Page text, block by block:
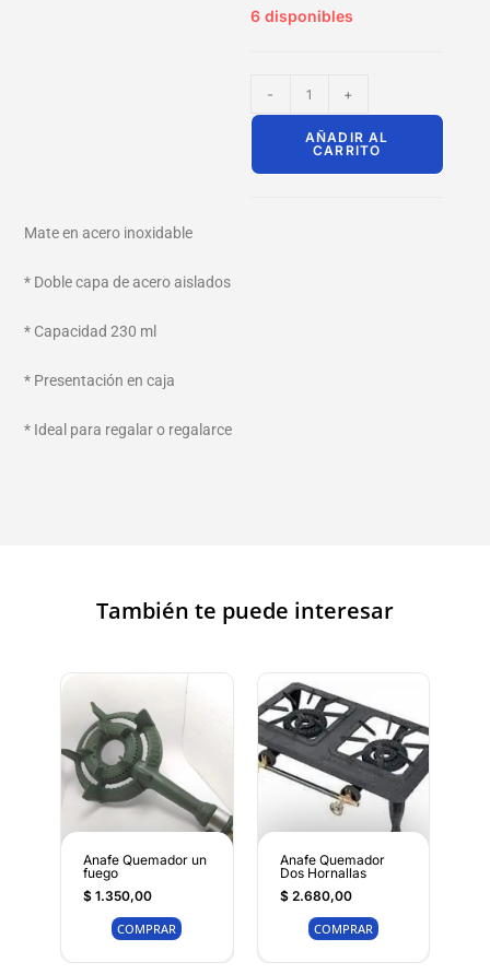
6 disponibles
- +
AÑADIR AL
CARRITO
Mate en acero inoxidable
* Doble capa de acero aislados
* Capacidad 230 ml
* Presentación en caja
* Ideal para regalar o regalarce
También te puede interesar
Anafe Quemador un
fuego
$1.350,00
COMPRAR
Anafe Quemador
Dos Hornallas
$2.680,00
COMPRAR